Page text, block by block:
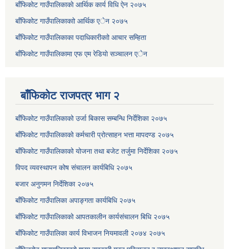
बाँफिकोट गाउँपालिकाकाे आर्थिक कार्य विधि ऐन २०७५
बाँफिकोट गाउँपालिकाकाो आर्थिक एेन २०७५
बाँफिकोट गाउँपालिकाका पदाधिकारीकाो आचार सम्हिता
बाँफिकोट गाउँपालिकामा एफ एम रेडियाे सञ्चालन एेन
बाँफिकोट राजपत्र भाग २
बाँफिकोट गाउँपालिकाको उर्जा बिकास सम्बन्धि निर्देशिका २०७५
बाँफिकोट गाउँपालिकाको कर्मचारी प्रोत्साहन भत्ता मापदण्ड २०७५
बाँफिकोट गाउँपालिकाको योजना तथा बजेट तर्जुमा निर्देशिका २०७५
विपद व्यवस्थापन कोष संचालन कार्यबिधि २०७५
बजार अनुगमन निर्देशिका २०७५
बाँफिकोट गाउँपालिका अपाङ्गता कार्यबिधि २०७५
बाँफिकोट गाउँपालिकाको आपतकालीन कार्यसंचालन बिधि २०७५
बाँफिकोट गाउँपालिका कार्य विभाजन नियमावली २०७४ २०७५